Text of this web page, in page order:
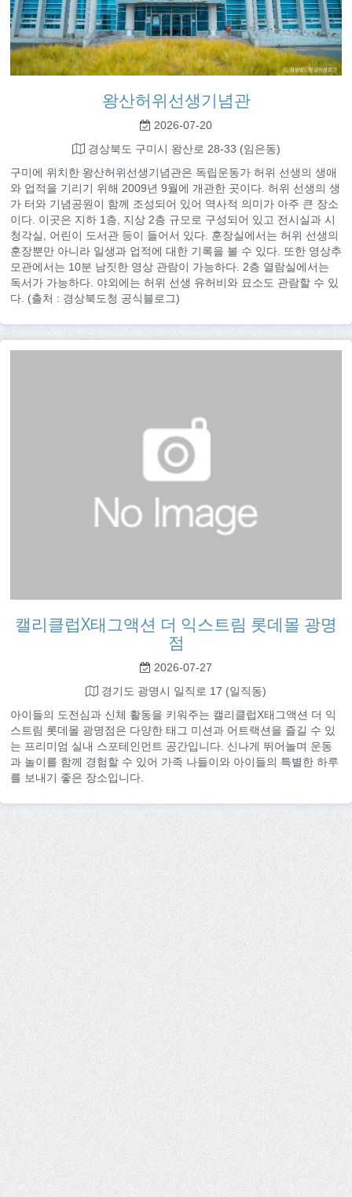
왕산허위선생기념관
2026-07-20
경상북도 구미시 왕산로 28-33 (임은동)
구미에 위치한 왕산허위선생기념관은 독립운동가 허위 선생의 생애
와 업적을 기리기 위해 2009년 9월에 개관한 곳이다. 허위 선생의 생
가 터와 기념공원이 함께 조성되어 있어 역사적 의미가 아주 큰 장소
이다. 이곳은 지하 1층, 지상 2층 규모로 구성되어 있고 전시실과 시
청각실, 어린이 도서관 등이 들어서 있다. 훈장실에서는 허위 선생의
훈장뿐만 아니라 일생과 업적에 대한 기록을 볼 수 있다. 또한 영상추
모관에서는 10분 남짓한 영상 관람이 가능하다. 2층 열람실에서는
독서가 가능하다. 야외에는 허위 선생 유허비와 묘소도 관람할 수 있
다. (출처 : 경상북도청 공식블로그)
캘리클럽X태그액션 더 익스트림 롯데몰 광명
점
2026-07-27
경기도 광명시 일직로 17 (일직동)
아이들의 도전심과 신체 활동을 키워주는 캘리클럽X태그액션 더 익
스트림 롯데몰 광명점은 다양한 태그 미션과 어트랙션을 즐길 수 있
는 프리미엄 실내 스포테인먼트 공간입니다. 신나게 뛰어놀며 운동
과 놀이를 함께 경험할 수 있어 가족 나들이와 아이들의 특별한 하루
를 보내기 좋은 장소입니다.